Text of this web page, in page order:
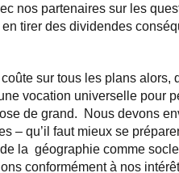
nos partenaires sur les
tirer des dividendes
sur tous les plans alors,
vocation universelle pour
de grand. Nous devons
– qu’il faut mieux se
la géographie comme
conformément à nos